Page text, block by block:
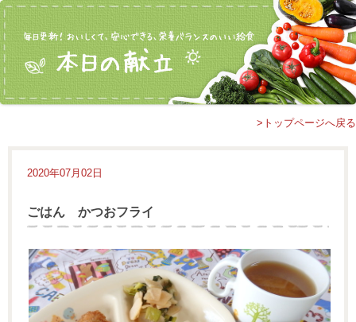
>トップページへ戻る
2020年07月02日
ごはん かつおフライ